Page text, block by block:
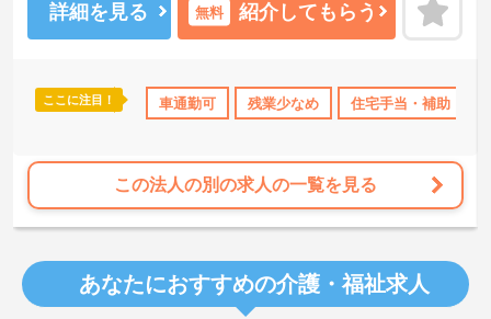
住宅手当・補助 年間休日110日以上 社会保険完備
ご興味のある方は、お気軽にお問い合わせください。
詳細を見る 無料 紹介してもらう
ここに注目！ 車通勤可 残業少なめ 住宅手当・補助
この法人の別の求人の一覧を見る
あなたにおすすめの介護・福祉求人